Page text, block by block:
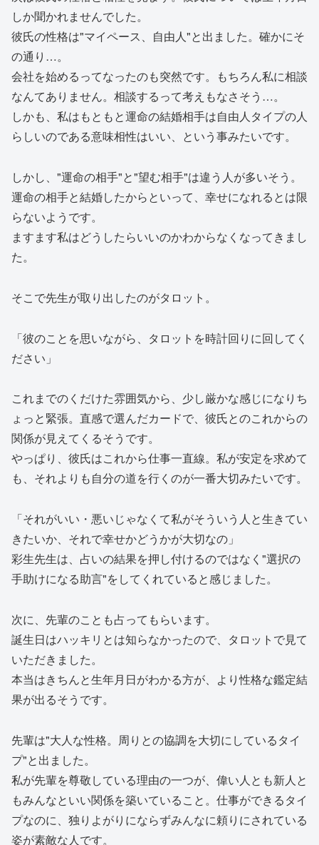
しか聞かれませんでした。
彼氏の性格は"マイペース、自由人"と出ました。確かにそ
の通り…。
会社を始めるってなったのも突然です。もちろん私に相談
なんてありません。相談するって考えもなさそう…。
しかも、私はもともと運命の結婚相手は自由人タイプの人
らしいのである意味相性はいい、という事みたいです。
しかし、"運命の相手"と"望む相手"は違う人が多いそう。
運命の相手と結婚したからといって、幸せになれるとは限
らないようです。
ますます私はどうしたらいいのかわからなくなってきまし
た。
そこで先生が取り出したのがタロット。
「彼のことを思いながら、タロットを時計回りに回してく
ださい」
これまでのくだけた雰囲気から、少し厳かな感じになりち
ょっと緊張。直感で選んだカードで、彼氏とのこれからの
関係が見えてくるそうです。
やっぱり、彼氏はこれから仕事一直線。私が安定を求めて
も、それよりも自分の道を行くのが一番大切みたいです。
「それがいい・悪いじゃなくて私がそういう人と生きてい
きたいか、それで幸せかどうかが大切なの」
彩生先生は、占いの結果を押し付けるのではなく"選択の
手助けになる助言"をしてくれていると感じました。
次に、先輩のことも占ってもらいます。
誕生日はハッキリとは知らなかったので、タロットで見て
いただきました。
本当はきちんと生年月日がわかる方が、より性格な鑑定結
果が出るそうです。
先輩は"大人な性格。周りとの協調を大切にしているタイ
プ"と出ました。
私が先輩を尊敬している理由の一つが、偉い人とも新人と
もみんなといい関係を築いていること。仕事ができるタイ
プなのに、独りよがりにならずみんなに頼りにされている
姿が素敵な人です。